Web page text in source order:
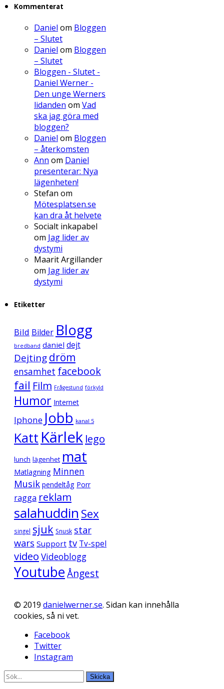
Kommenterat
Daniel om Bloggen
– Slutet
Daniel om Bloggen
– Slutet
Bloggen - Slutet -
Daniel Werner -
Den unge Werners
lidanden om Vad
ska jag göra med
bloggen?
Daniel om Bloggen
– återkomsten
Ann om Daniel
presenterar: Nya
lägenheten!
Stefan om
Mötesplatsen.se
kan dra åt helvete
Socialt inkapabel
om Jag lider av
dystymi
Maarit Argillander
om Jag lider av
dystymi
Etiketter
Bild Bilder Blogg
bredband daniel dejt
Dejtingdröm
ensamhet facebook
fail Film Frågestund förkyld
Humor Internet
Iphone Jobb kanal 5
Katt Kärlek lego
lunch lägenhet mat
Matlagning Minnen
Musik pendeltåg Porr
ragga reklam
salahuddin Sex
singel sjuk Snusk star
wars Support tv Tv-spel
video Videoblogg
YoutubeÅngest
© 2019 danielwerner.se. Sidan kan innehålla
cookies, så ni vet.
Facebook
Twitter
Instagram
Skicka